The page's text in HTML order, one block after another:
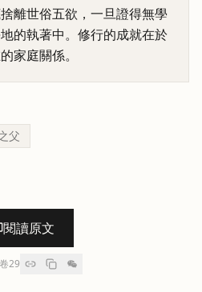
離世俗五欲，一旦證得無學
的執著中。修行的成就在於
家庭關係。
父
閱讀原文
29